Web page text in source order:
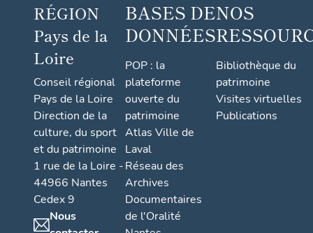
RÉGION
Pays de la
Loire
Conseil régional
Pays de la Loire
Direction de la
culture, du sport
et du patrimoine
1 rue de la Loire -
44966 Nantes
Cedex 9
Nous
BASES DE
DONNÉES
POP : la
plateforme
ouverte du
patrimoine
Atlas Ville de
Laval
Réseau des
Archives
Documentaires
de l'Oralité
NOS
Bibliothèque du
patrimoine
Visites virtuelles
Publications